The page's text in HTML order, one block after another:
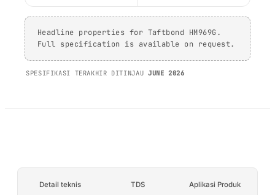
AFT 1200GF
Pita Busa Akrilik
AFT 2064WF
fiberglass
Headline properties for Taftbond HM969G.
Full specification is available on request.
SPESIFIKASI TERAKHIR DITINJAU JUNE 2026
Detail teknis TDS Aplikasi Produk